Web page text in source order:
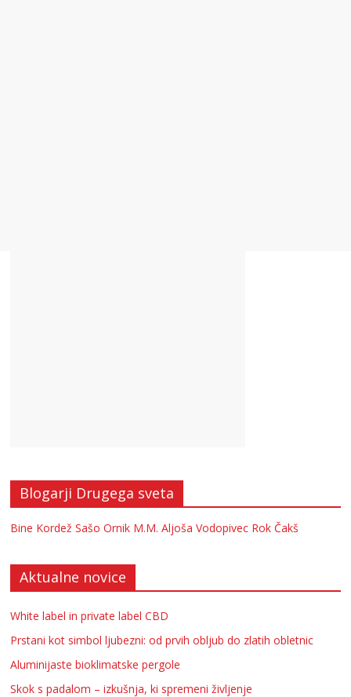
Blogarji Drugega sveta
Bine Kordež Sašo Ornik M.M. Aljoša Vodopivec Rok Čakš
Aktualne novice
White label in private label CBD
Prstani kot simbol ljubezni: od prvih obljub do zlatih obletnic
Aluminijaste bioklimatske pergole
Skok s padalom – izkušnja, ki spremeni življenje